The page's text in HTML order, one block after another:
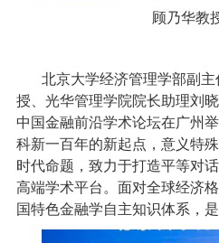
顾乃华教
北京大学经济管理学部副
授、光华管理学院院长助理刘
中国金融前沿学术论坛在广州
科新一百年的新起点，意义特
时代命题，致力于打造平等对
高端学术平台。面对全球经济
国特色金融学自主知识体系，